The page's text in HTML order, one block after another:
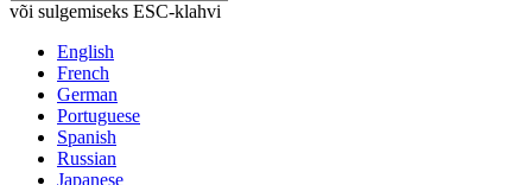
või sulgemiseks ESC-klahvi
English
French
German
Portuguese
Spanish
Russian
Japanese